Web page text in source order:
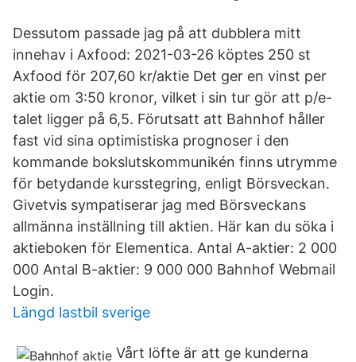
Dessutom passade jag på att dubblera mitt
innehav i Axfood: 2021-03-26 köptes 250 st
Axfood för 207,60 kr/aktie Det ger en vinst per
aktie om 3:50 kronor, vilket i sin tur gör att p/e-
talet ligger på 6,5. Förutsatt att Bahnhof håller
fast vid sina optimistiska prognoser i den
kommande bokslutskommunikén finns utrymme
för betydande kursstegring, enligt Börsveckan.
Givetvis sympatiserar jag med Börsveckans
allmänna inställning till aktien. Här kan du söka i
aktieboken för Elementica. Antal A-aktier: 2 000
000 Antal B-aktier: 9 000 000 Bahnhof Webmail
Login.
Längd lastbil sverige
Vårt löfte är att ge kunderna